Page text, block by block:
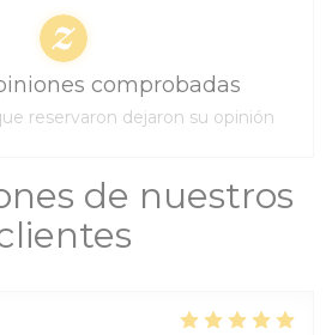
de nuestros
comprobadas
reservaron dejaron su opinión